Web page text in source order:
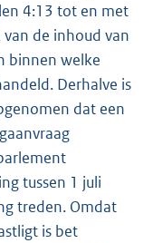
4:13 tot en met
de inhoud van
binnen welke
Derhalve is
dat een
tussen 1 juli
treden. Omdat
is bet